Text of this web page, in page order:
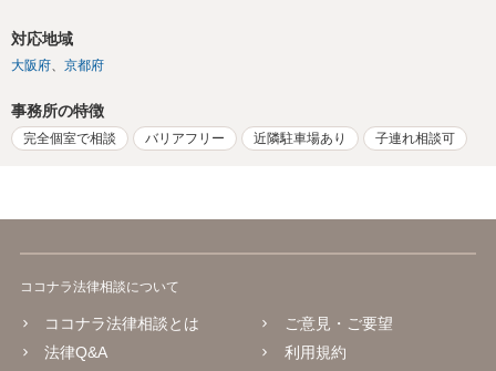
対応地域
大阪府 京都府
事務所の特徴
完全個室で相談 バリアフリー 近隣駐車場あり 子連れ相談可
ココナラ法律相談について
ココナラ法律相談とは
法律Q&A
ご意見・ご要望
利用規約